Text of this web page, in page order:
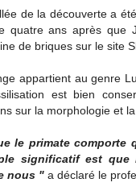
de la découverte a
quatre ans après que
de briques sur le site
appartient au genre
est bien
sur la morphologie et
le primate comporte
significatif est
nous " a déclaré le